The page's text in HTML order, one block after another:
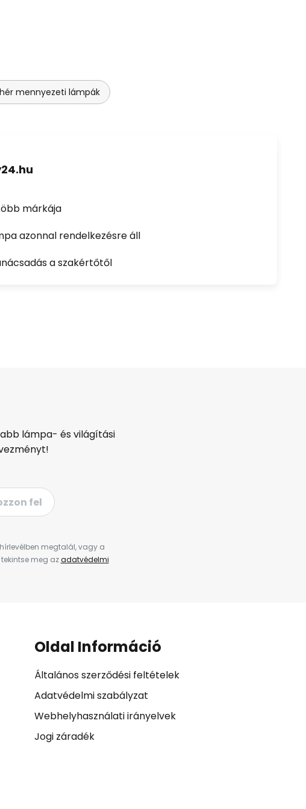
mennyezeti lámpák
márkája
azonnal rendelkezésre áll
a szakértőtől
lámpa- és világítási
fel
megtalál, vagy a
meg azadatvédelmi
Oldal Információ
Általános szerződési feltételek
Adatvédelmi szabályzat
Webhelyhasználati irányelvek
Jogi záradék